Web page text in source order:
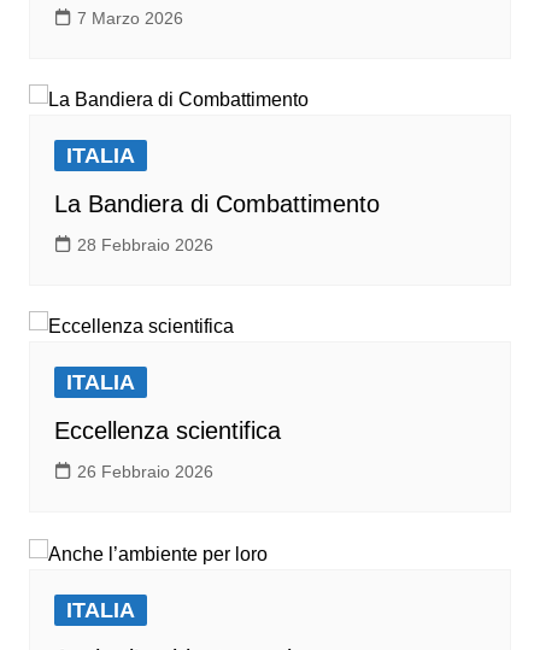
7 Marzo 2026
ITALIA
La Bandiera di Combattimento
28 Febbraio 2026
ITALIA
Eccellenza scientifica
26 Febbraio 2026
ITALIA